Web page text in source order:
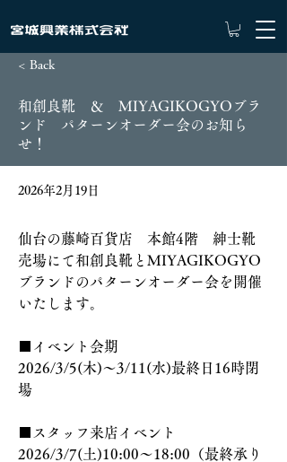
< Back
和創良靴 ＆ MIYAGIKOGYOブラ
ンド パターンオーダー会のお知ら
せ！
2026年2月19日
仙台の藤崎百貨店　本館4階　紳士靴
売場にて和創良靴とMIYAGIKOGYO
ブランドのパターンオーダー会を開催
いたします。
■イベント会期
2026/3/5(木)～3/11(水)最終日16時閉
場
■スタッフ来店イベント
2026/3/7(土)10:00～18:00（最終承り